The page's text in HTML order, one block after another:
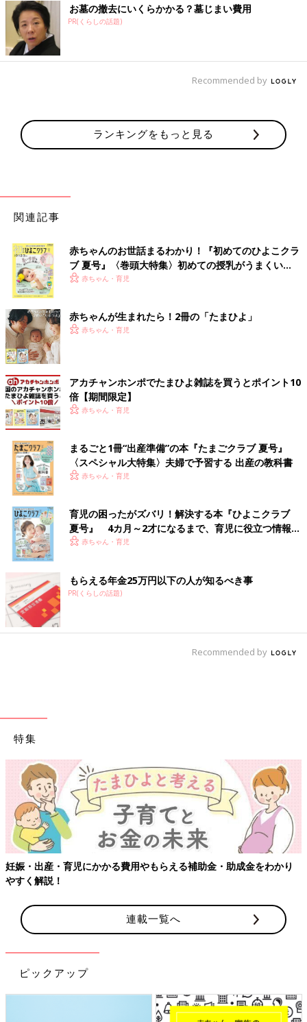
お墓の撤去にいくらかかる？墓じまい費用
PR(くらしの話題)
Recommended by
ランキングをもっと見る
関連記事
赤ちゃんのお世話まるわかり！『初めてのひよこクラ
ブ 夏号』〈巻頭大特集〉初めての授乳がうまくい
く！ おっぱい・ミルクの基本と夏のトラブル 解決テ
赤ちゃん・育児
赤ちゃんが生まれたら！2冊の「たまひよ」
赤ちゃん・育児
アカチャンホンポでたまひよ雑誌を買うとポイント10
倍【期間限定】
赤ちゃん・育児
まるごと1冊“出産準備”の本『たまごクラブ 夏号』
〈スペシャル大特集〉夫婦で予習する 出産の教科書
赤ちゃん・育児
育児の困ったがズバリ！解決する本『ひよこクラブ
夏号』 4カ月～2才になるまで、育児に役立つ情報が
いっぱい！
赤ちゃん・育児
もらえる年金25万円以下の人が知るべき事
PR(くらしの話題)
Recommended by
特集
わかり
【ワクチン接種できるものも】妊婦の感染症対策、知って
連載一覧へ
ピックアップ